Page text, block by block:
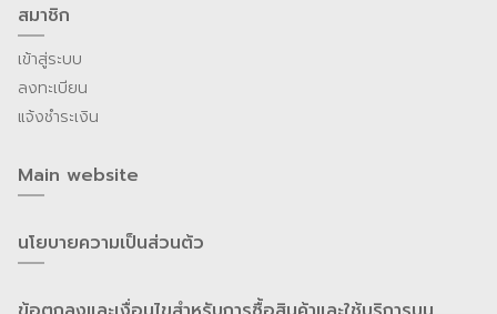
สมาชิก
เข้าสู่ระบบ
ลงทะเบียน
แจ้งชำระเงิน
Main website
นโยบายความเป็นส่วนต้ว